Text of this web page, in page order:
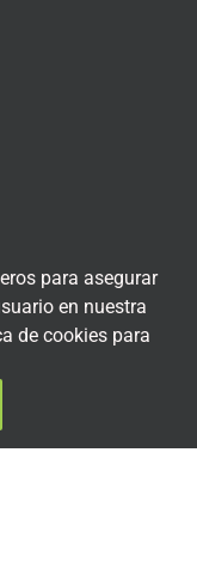
para asegurar
en nuestra
de cookies para